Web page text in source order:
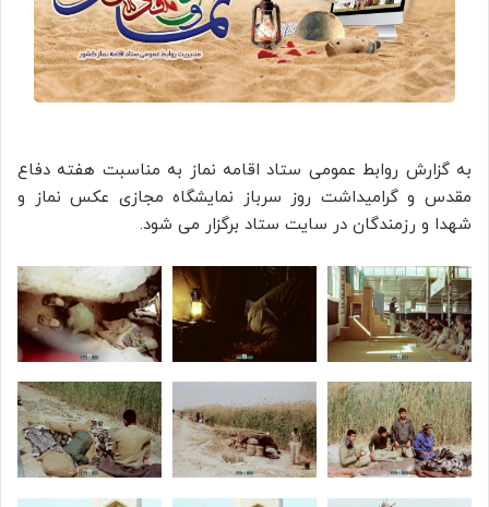
به گزارش روابط عمومی ستاد اقامه نماز به مناسبت هفته دفاع
مقدس و گرامیداشت روز سرباز نمایشگاه مجازی عکس نماز و
شهدا و رزمندگان در سایت ستاد برگزار می شود.